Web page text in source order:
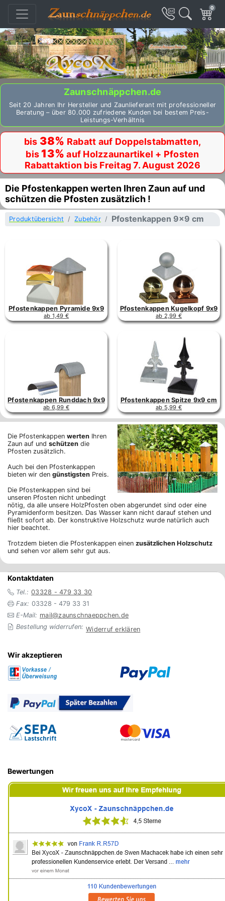
0
Zaunschnäppchen.de
Seit 20 Jahren Ihr Hersteller und Zaunlieferant mit professioneller
Beratung – über 80.000 zufriedene Kunden bei bestem Preis-
Leistungs-Verhältnis
bis 38% Rabatt auf Doppelstabmatten,
bis 13% auf Holzzaunartikel + Pfosten
Rabattaktion bis Freitag 7. August 2026
Die Pfostenkappen werten Ihren Zaun auf und
schützen die Pfosten zusätzlich !
Produktübersicht Zubehör Pfostenkappen 9x9 cm
Pfostenkappen Pyramide 9x9
ab 1,49 €
Pfostenkappen Kugelkopf 9x9
ab 2,99 €
Pfostenkappen Runddach 9x9
ab 6,99 €
Pfostenkappen Spitze 9x9 cm
ab 5,99 €
Die Pfostenkappen werten Ihren
Zaun auf und schützen die
Pfosten zusätzlich.
Auch bei den Pfostenkappen
bieten wir den günstigsten Preis.
Die Pfostenkappen sind bei
unseren Pfosten nicht unbedingt
nötig, da alle unsere HolzPfosten oben abgerundet sind oder eine
Pyramidenform besitzen. Das Wasser kann nicht darauf stehen und
fließt sofort ab. Der konstruktive Holzschutz wurde natürlich auch
hier beachtet.
Trotzdem bieten die Pfostenkappen einen zusätzlichen Holzschutz
und sehen vor allem sehr gut aus.
Kontaktdaten
Tel.: 03328 - 479 33 30
Fax: 03328 - 479 33 31
E-Mail: mail@zaunschnaeppchen.de
Bestellung widerrufen: Widerruf erklären
Wir akzeptieren
Bewertungen